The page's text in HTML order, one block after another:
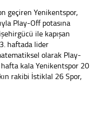
geçiren Yenikentspor,
Play-Off potasına
ile kapışan
haftada lider
olarak Play-
hafta kala Yenikentspor 20
rakibi İstiklal 26 Spor,